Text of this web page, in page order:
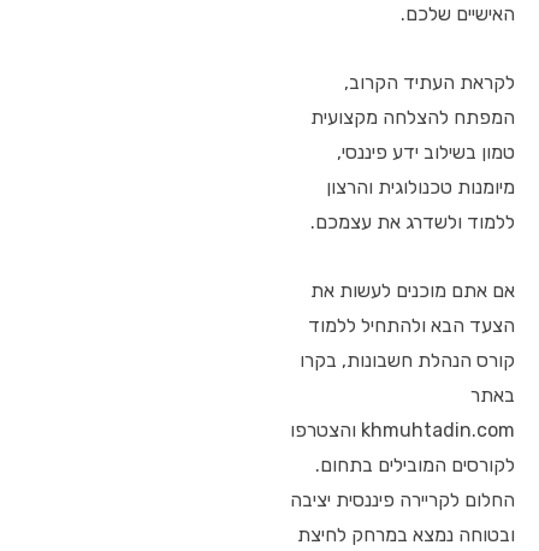
האישיים שלכם.
לקראת העתיד הקרוב,
המפתח להצלחה מקצועית
טמון בשילוב ידע פיננסי,
מיומנות טכנולוגית והרצון
ללמוד ולשדרג את עצמכם.
אם אתם מוכנים לעשות את
הצעד הבא ולהתחיל ללמוד
קורס הנהלת חשבונות, בקרו
באתר
khmuhtadin.com והצטרפו
לקורסים המובילים בתחום.
החלום לקריירה פיננסית יציבה
ובטוחה נמצא במרחק לחיצת